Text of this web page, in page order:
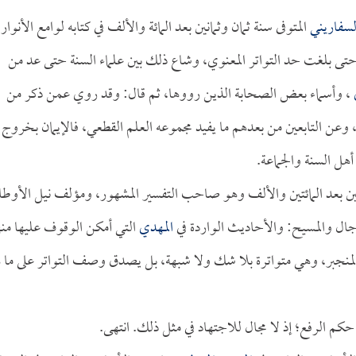
المتوفى سنة ثمان وثمانين بعد المائة والألف في كتابه لوامع الأنوار
بلغت حد التواتر المعنوي، وشاع ذلك بين علماء السنة حتى عد من
، وأسماء بعض الصحابة الذين رووها، ثم قال: وقد روي عمن ذكر من
التابعين من بعدهم ما يفيد مجموعه العلم القطعي، فالإيمان بخروج
السنة والجماعة.
بعد المائتين والألف وهو صاحب التفسير المشهور، ومؤلف نيل
والمسيح: والأحاديث الواردة فيالمهديالتي أمكن الوقوف عليها
وهي متواترة بلا شك ولا شبهة، بل يصدق وصف التواتر على
الرفع؛ إذ لا مجال للاجتهاد في مثل ذلك. انتهى.